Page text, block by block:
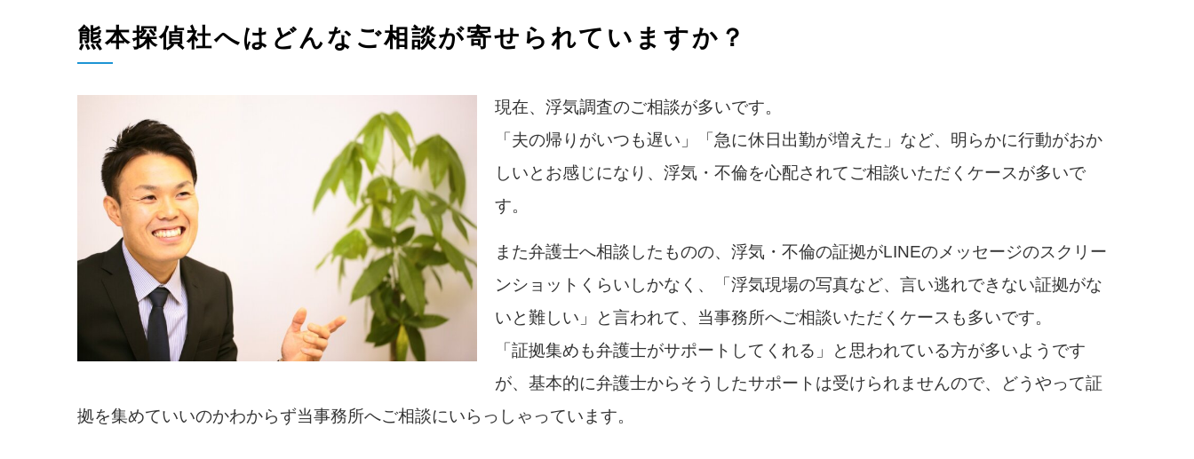
熊本探偵社へはどんなご相談が寄せられていますか？
現在、浮気調査のご相談が多いです。
「夫の帰りがいつも遅い」「急に休日出勤が増えた」など、明らかに行動がおか
しいとお感じになり、浮気・不倫を心配されてご相談いただくケースが多いで
す。
また弁護士へ相談したものの、浮気・不倫の証拠がLINEのメッセージのスクリー
ンショットくらいしかなく、「浮気現場の写真など、言い逃れできない証拠がな
いと難しい」と言われて、当事務所へご相談いただくケースも多いです。
「証拠集めも弁護士がサポートしてくれる」と思われている方が多いようです
が、基本的に弁護士からそうしたサポートは受けられませんので、どうやって証
拠を集めていいのかわからず当事務所へご相談にいらっしゃっています。